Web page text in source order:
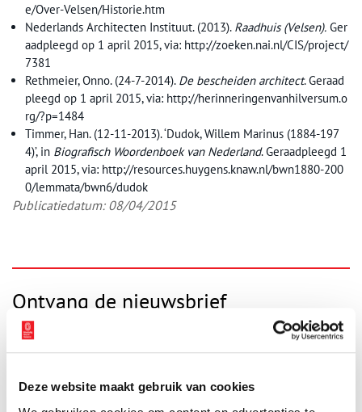
Deze website maakt gebruik van cookies
e/Over-Velsen/Historie.htm
Nederlands Architecten Instituut. (2013). Raadhuis (Velsen). Ger
aadpleegd op 1 april 2015, via: http://zoeken.nai.nl/CIS/project/
7381
Rethmeier, Onno. (24-7-2014). De bescheiden architect. Geraad
pleegd op 1 april 2015, via: http://herinneringenvanhilversum.o
rg/?p=1484
Timmer, Han. (12-11-2013). ‘Dudok, Willem Marinus (1884-197
4)’, in Biografisch Woordenboek van Nederland. Geraadpleegd 1
april 2015, via: http://resources.huygens.knaw.nl/bwn1880-200
0/lemmata/bwn6/dudok
Publicatiedatum: 08/04/2015
Ontvang de nieuwsbrief
Wilt u op de hoogte blijven van de mooiste verhalen en het